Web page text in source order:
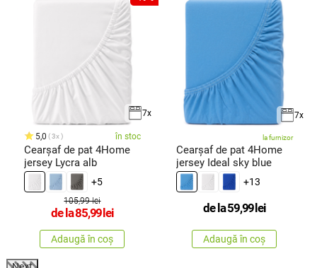
7x
5,0 3x în stoc
Cearșaf de pat 4Home
jersey Lycra alb
+5
105,99 lei
de la85,99 lei
Adaugă în coș
7x
la furnizor
Cearșaf de pat 4Home
jersey Ideal sky blue
+13
de la59,99 lei
Adaugă în coș